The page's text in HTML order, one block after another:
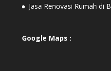
Jasa Renovasi Rumah di
Google Maps :